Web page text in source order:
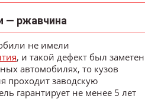
— ржавчина
не имели
, и такой дефект был заметен
автомобилях, то кузов
проходит заводскую
гарантирует не менее 5 лет